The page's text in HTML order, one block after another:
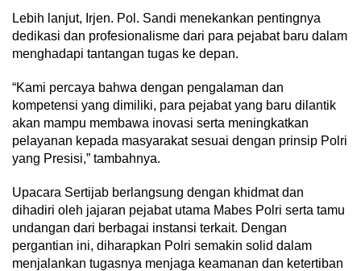
Lebih lanjut, Irjen. Pol. Sandi menekankan pentingnya
dedikasi dan profesionalisme dari para pejabat baru dalam
menghadapi tantangan tugas ke depan.
“Kami percaya bahwa dengan pengalaman dan
kompetensi yang dimiliki, para pejabat yang baru dilantik
akan mampu membawa inovasi serta meningkatkan
pelayanan kepada masyarakat sesuai dengan prinsip Polri
yang Presisi,” tambahnya.
Upacara Sertijab berlangsung dengan khidmat dan
dihadiri oleh jajaran pejabat utama Mabes Polri serta tamu
undangan dari berbagai instansi terkait. Dengan
pergantian ini, diharapkan Polri semakin solid dalam
menjalankan tugasnya menjaga keamanan dan ketertiban